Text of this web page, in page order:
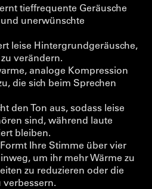
tieffrequente Geräusche
unerwünschte
leise Hintergrundgeräusche,
verändern.
analoge Kompression
die sich beim Sprechen
den Ton aus, sodass leise
sind, während laute
bleiben.
Formt Ihre Stimme über vier
um ihr mehr Wärme zu
zu reduzieren oder die
verbessern.